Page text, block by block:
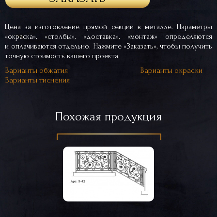
Цена за изготовление прямой секции в металле. Параметры
«окраска», «столбы», «доставка», «монтаж» определяются
и оплачиваются отдельно. Нажмите «Заказать», чтобы получить
точную стоимость вашего проекта.
Варианты обжатия
Варианты окраски
Варианты тиснения
Похожая продукция